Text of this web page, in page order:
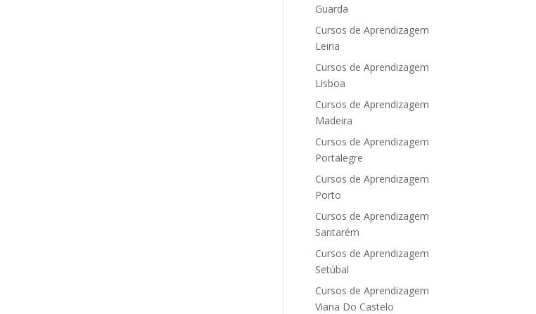
Guarda
Cursos de Aprendizagem
Leiria
Cursos de Aprendizagem
Lisboa
Cursos de Aprendizagem
Madeira
Cursos de Aprendizagem
Portalegre
Cursos de Aprendizagem
Porto
Cursos de Aprendizagem
Santarém
Cursos de Aprendizagem
Setúbal
Cursos de Aprendizagem
Viana Do Castelo